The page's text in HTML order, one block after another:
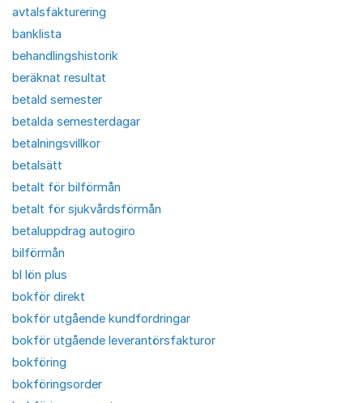
avtalsfakturering
banklista
behandlingshistorik
beräknat resultat
betald semester
betalda semesterdagar
betalningsvillkor
betalsätt
betalt för bilförmån
betalt för sjukvårdsförmån
betaluppdrag autogiro
bilförmån
bl lön plus
bokför direkt
bokför utgående kundfordringar
bokför utgående leverantörsfakturor
bokföring
bokföringsorder